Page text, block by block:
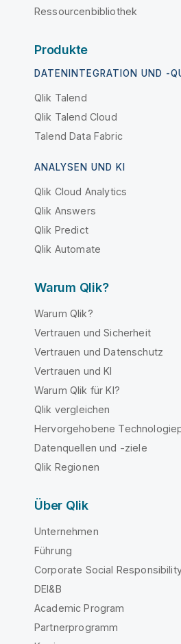
Ressourcenbibliothek
Produkte
DATENINTEGRATION UND -
Qlik Talend
Qlik Talend Cloud
Talend Data Fabric
ANALYSEN UND KI
Qlik Cloud Analytics
Qlik Answers
Qlik Predict
Qlik Automate
Warum Qlik?
Warum Qlik?
Vertrauen und Sicherheit
Vertrauen und Datenschutz
Vertrauen und KI
Warum Qlik für KI?
Qlik vergleichen
Hervorgehobene
Datenquellen und -ziele
Qlik Regionen
Über Qlik
Unternehmen
Führung
Corporate Social
DEI&B
Academic Program
Partnerprogramm